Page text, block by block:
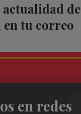
actualidad de
en tu correo
en redes